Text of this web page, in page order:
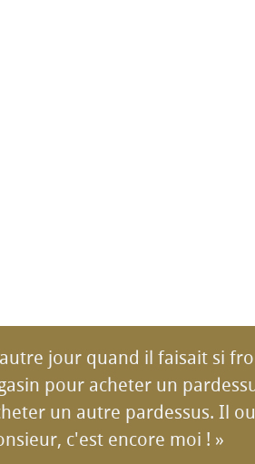
jour quand il faisait si
pour acheter un
un autre pardessus. Il
c'est encore moi ! »